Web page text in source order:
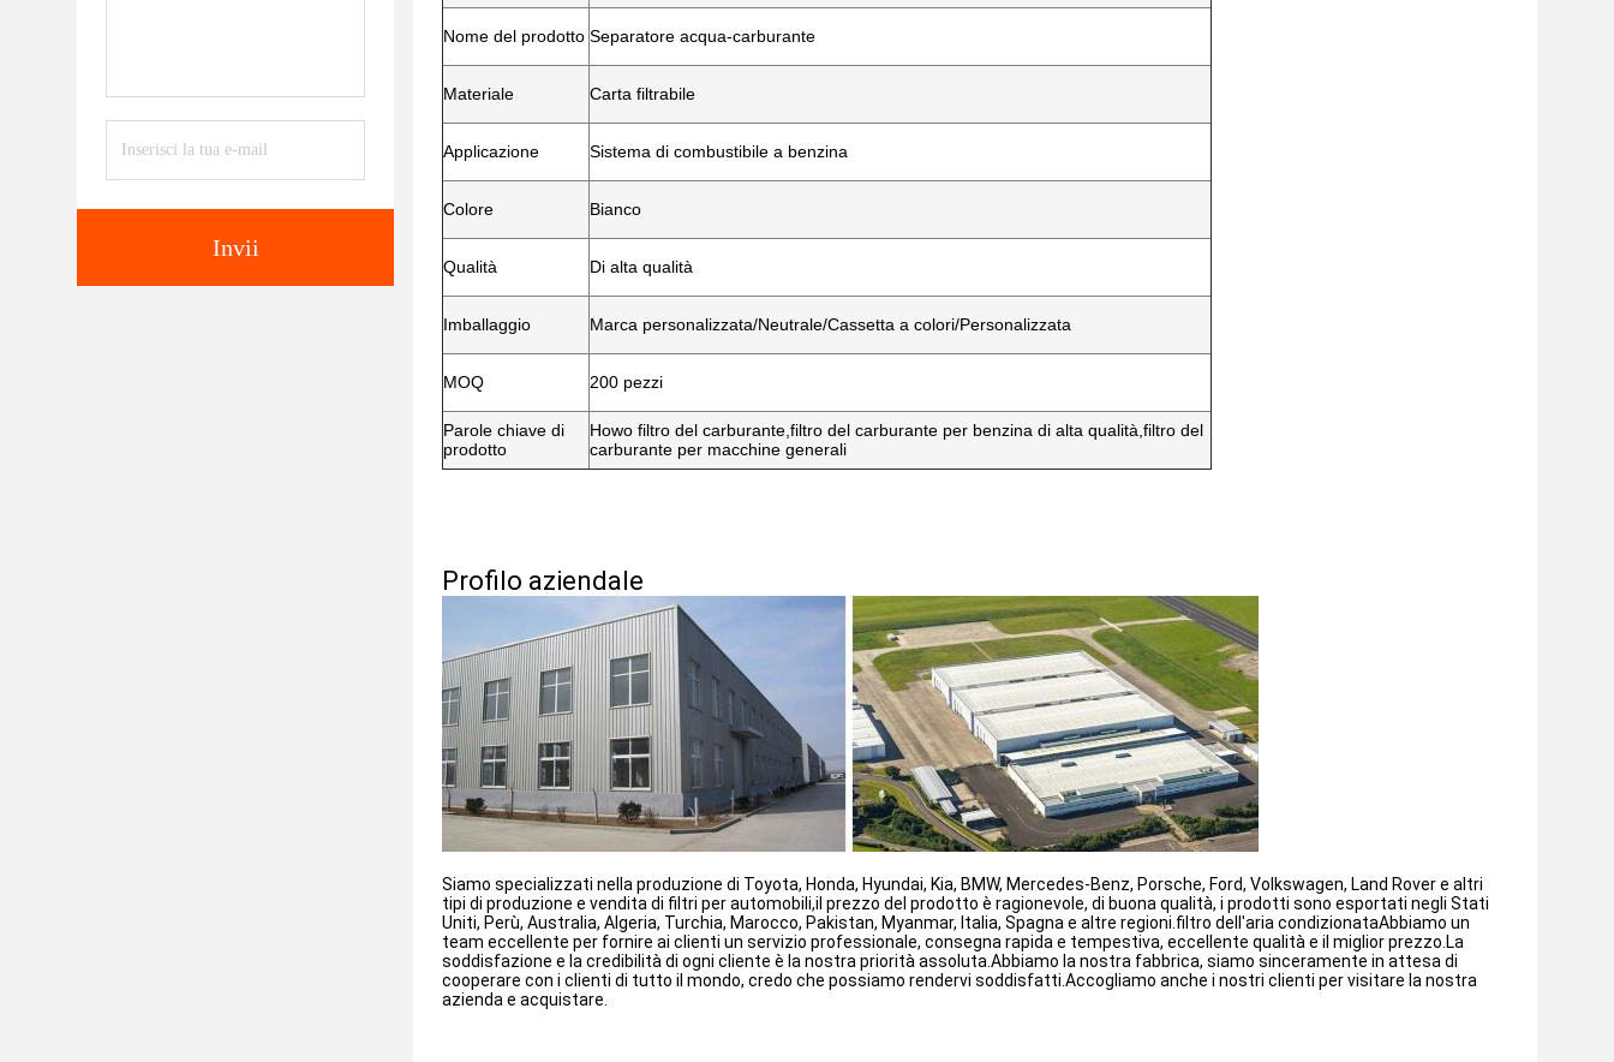
Invii
Nome del prodotto Separatore acqua-carburante
Materiale Carta filtrabile
Applicazione Sistema di combustibile a benzina
Colore Bianco
Qualità Di alta qualità
Imballaggio Marca personalizzata/Neutrale/Cassetta a colori/Personalizzata
MOQ 200 pezzi
Parole chiave di
prodotto
Howo filtro del carburante,filtro del carburante per benzina di alta qualità,filtro del
carburante per macchine generali
Profilo aziendale
Siamo specializzati nella produzione di Toyota, Honda, Hyundai, Kia, BMW, Mercedes-Benz, Porsche, Ford, Volkswagen, Land Rover e altri
tipi di produzione e vendita di filtri per automobili,il prezzo del prodotto è ragionevole, di buona qualità, i prodotti sono esportati negli Stati
Uniti, Perù, Australia, Algeria, Turchia, Marocco, Pakistan, Myanmar, Italia, Spagna e altre regioni.filtro dell'aria condizionataAbbiamo un
team eccellente per fornire ai clienti un servizio professionale, consegna rapida e tempestiva, eccellente qualità e il miglior prezzo.La
soddisfazione e la credibilità di ogni cliente è la nostra priorità assoluta.Abbiamo la nostra fabbrica, siamo sinceramente in attesa di
cooperare con i clienti di tutto il mondo, credo che possiamo rendervi soddisfatti.Accogliamo anche i nostri clienti per visitare la nostra
azienda e acquistare.